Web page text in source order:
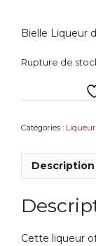
Bielle Liqueur
Rupture de
Catégories :
Description
Cette liqueur